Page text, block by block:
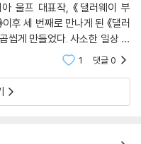
의식의 흐름’ 기법이다. 사실주
영국에서 울프의 시도는 대
으로서 동시대 지식인, 예술가
인 독자였던 울프는 기존 소설
는 이 소설에서 목소리가 있
울프 대표작, 《댈러웨이 부
이후 세 번째로 만나게 된 《댈러
씹게 만들었다. 사소한 일상 속
녀의 문장들에 매료될 수밖에
1 댓글0